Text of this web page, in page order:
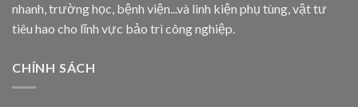
nhanh, trường học, bệnh viện...và linh kiện phụ tùng, vật tư
tiêu hao cho lĩnh vực bảo trì công nghiệp.
CHÍNH SÁCH